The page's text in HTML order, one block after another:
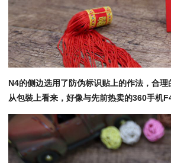
N4的侧边选用了防伪标识贴上的作法，合
从包裝上看来，好像与先前热卖的360手机